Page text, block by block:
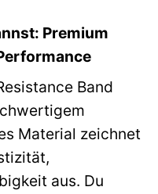
Premium
Band
Material zeichnet
aus. Du